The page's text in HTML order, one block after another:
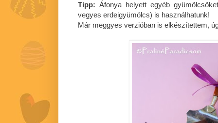
Tipp: Áfonya helyett egyéb
vegyes erdeigyümölcs) is használhatunk!
Már meggyes verzióban is elkészítettem,